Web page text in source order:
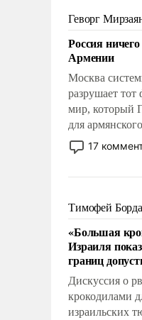
Сложившаяся
означает
уязвимости
перед Китаем.
Геворг
Россия
Армении
Москва
разрушает тот
мир, который
для
Мир, где политические
прожекты
Еревану за
нужно
17
Тимофей
«Большая
Израиля
границ
Дискуссия о
крокодилами
израильских